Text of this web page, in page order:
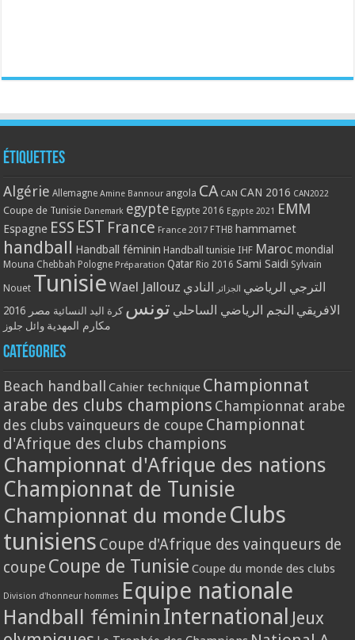
Étiquettes
Algérie Allemagne Amine Bannour angola CA CAN CAN 2016 CAN2022
Coupe de Tunisie Danemark egypte Egypte 2016 Egypte 2021 EMM
Espagne ESS EST France France 2017 FTHB hammamet
handball Handball féminin Handball tunisie IHF Maroc mondial
Mouna Chebbah Pologne Préparation Qatar Rio 2016 Sami Saidi Sylvain
Nouet Tunisie Wael Jallouz الترجي الرياضي الجزائر النادي
الافريقي النجم الرياضي الساحلي تونس كرة اليد النسائية مصر 2016
مكارم المهدية وائل جلوز
Catégories
Beach handball Cahier technique Championnat
arabe des clubs champions Championnat arabe
des clubs vainqueurs de coupe Championnat
d'Afrique des clubs champions
Championnat d'Afrique des nations
Championnat de Tunisie
Championnat du monde Clubs
tunisiens Coupe d'Afrique des vainqueurs de
coupe Coupe de Tunisie Coupe du monde des clubs
Division d'honneur hommes Equipe nationale
Handball féminin International Jeux